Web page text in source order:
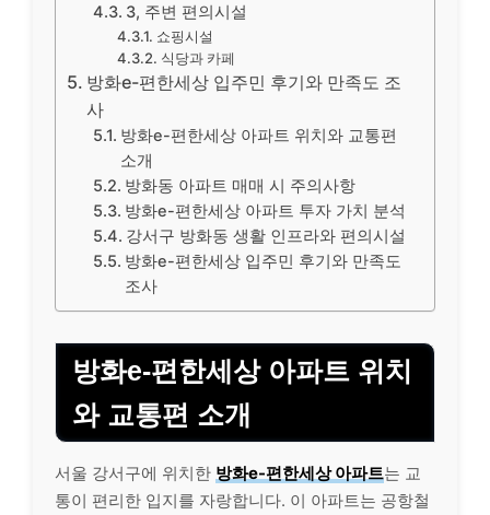
3, 주변 편의시설
쇼핑시설
식당과 카페
방화e-편한세상 입주민 후기와 만족도 조
사
방화e-편한세상 아파트 위치와 교통편
소개
방화동 아파트 매매 시 주의사항
방화e-편한세상 아파트 투자 가치 분석
강서구 방화동 생활 인프라와 편의시설
방화e-편한세상 입주민 후기와 만족도
조사
방화e-편한세상 아파트 위치
와 교통편 소개
서울 강서구에 위치한 방화e-편한세상 아파트는 교
통이 편리한 입지를 자랑합니다. 이 아파트는 공항철